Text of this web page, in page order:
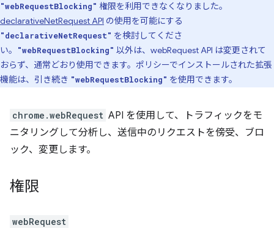
"webRequestBlocking" 権限を利用できなくなりました。
declarativeNetRequest API の使用を可能にする
"declarativeNetRequest" を検討してくださ
い。
"webRequestBlocking" 以外は、webRequest API は変更されて
おらず、通常どおり使用できます。ポリシーでインストールされた拡張
機能は、引き続き "webRequestBlocking" を使用できます。
chrome.webRequest API を使用して、トラフィックをモ
ニタリングして分析し、送信中のリクエストを傍受、ブロ
ック、変更します。
権限
webRequest